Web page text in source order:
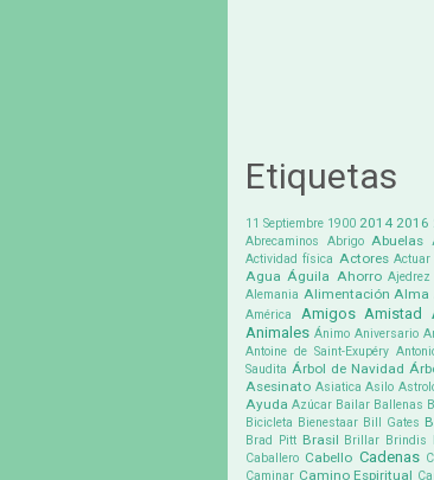
Etiquetas
11 Septiembre 1900 2014 2016
Abrecaminos Abrigo Abuelas
Actividad física Actores Actuar
Agua Águila Ahorro Ajedrez
Alemania Alimentación Alma
América Amigos Amistad
Animales Ánimo Aniversario
Antoine de Saint-Exupéry
Saudita Árbol de Navidad
Asesinato Asiatica Asilo
Ayuda Azúcar Bailar Ballenas
Bicicleta Bienestaar Bill Gates
Brad Pitt Brasil Brillar Brindis
Caballero Cabello Cadenas
Caminar Camino Espiritual